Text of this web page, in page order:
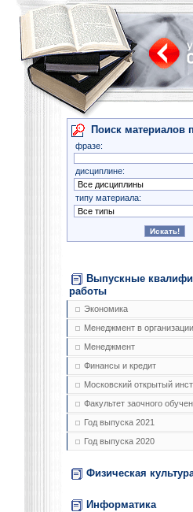
Поиск материалов
фразе:
дисциплине:
типу материала:
Выпускные
работы
Экономика
Менеджмент в организации
Менеджмент
Финансы и кредит
Московский открытый
Факультет заочного
Год выпуска 2021
Год выпуска 2020
Физическая
Информатика